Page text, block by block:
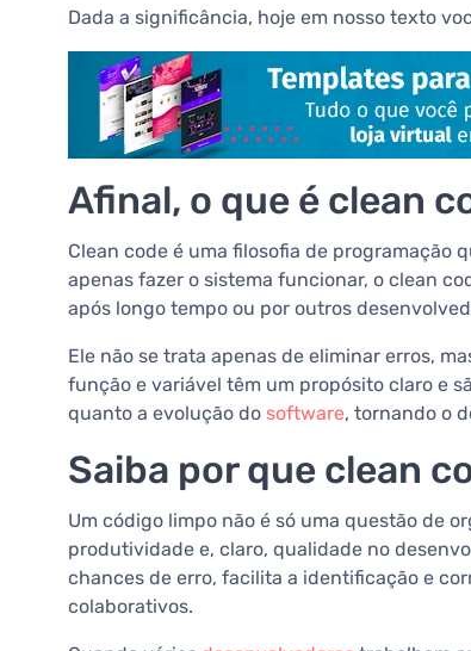
Dada a significância, hoje em nosso texto
Afinal, o que é clean
Clean code é uma filosofia de programação
apenas fazer o sistema funcionar, o clean
após longo tempo ou por outros
Ele não se trata apenas de eliminar erros,
função e variável têm um propósito claro e
quanto a evolução do software, tornando o
Saiba por que clean
Um código limpo não é só uma questão de
produtividade e, claro, qualidade no
chances de erro, facilita a identificação e
colaborativos.